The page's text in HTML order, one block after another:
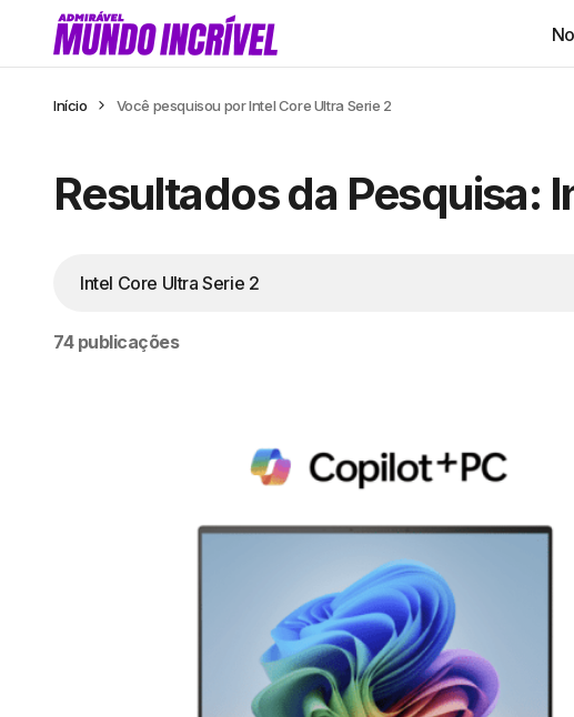
Início Você pesquisou por Intel Core Ultra Serie 2
Resultados da Pesquisa:
74 publicações